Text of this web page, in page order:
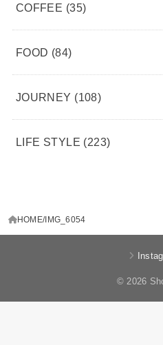
COFFEE (35)
FOOD (84)
JOURNEY (108)
LIFE STYLE (223)
HOME IMG_6054
© 2026